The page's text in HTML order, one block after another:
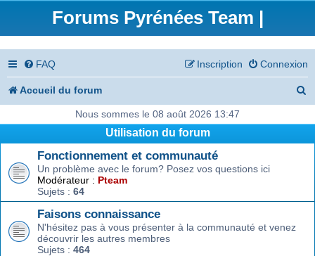
Forums Pyrénées Team |
FAQ Connexion
Inscription
Accueil du forum
Nous sommes le 08 août 2026 13:47
Utilisation du forum
Fonctionnement et communauté
Un problème avec le forum? Posez vos questions ici
Modérateur : Pteam
Sujets : 64
Faisons connaissance
N'hésitez pas à vous présenter à la communauté et venez
découvrir les autres membres
Sujets : 464